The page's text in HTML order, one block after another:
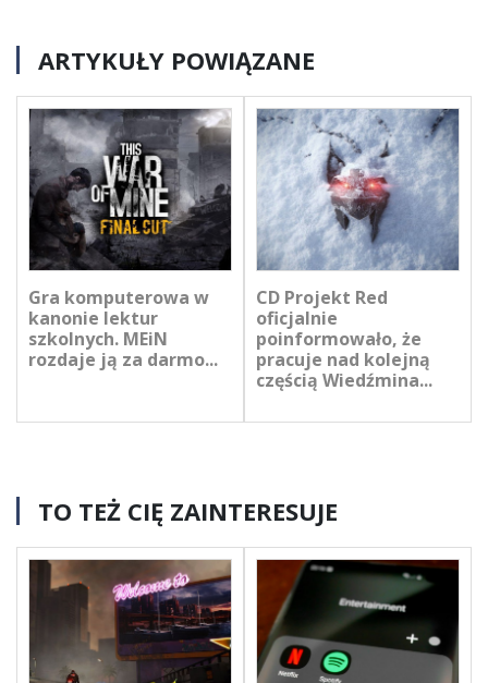
ARTYKUŁY POWIĄZANE
Gra komputerowa w
kanonie lektur
szkolnych. MEiN
rozdaje ją za darmo...
CD Projekt Red
oficjalnie
poinformowało, że
pracuje nad kolejną
częścią Wiedźmina...
TO TEŻ CIĘ ZAINTERESUJE